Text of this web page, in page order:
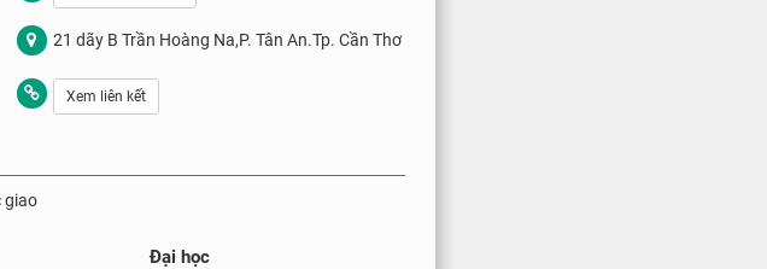
21 dãy B Trần Hoàng Na,P. Tân An.Tp. Cần Thơ
Xem liên kết
giao
Đại học